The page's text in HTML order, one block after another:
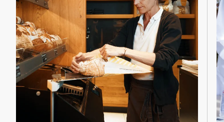
Почтовый индекс *
Город *
Страна *